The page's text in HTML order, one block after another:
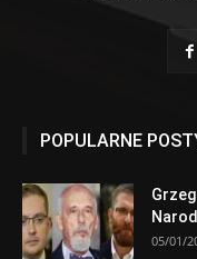
POPULARNE
05/01/